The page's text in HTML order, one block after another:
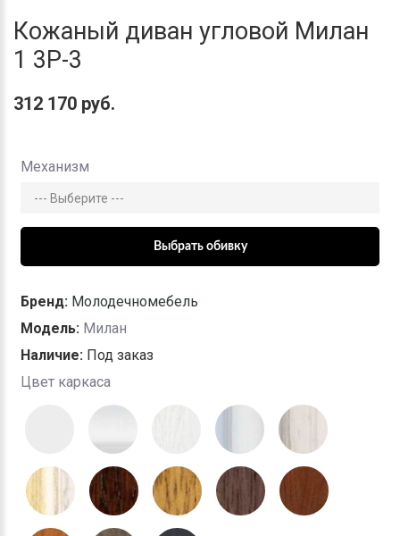
Кожаный диван угловой Милан
1 3Р-3
312 170 руб.
Механизм
Бренд: Молодечномебель
Модель: Милан
Наличие: Под заказ
Цвет каркаса